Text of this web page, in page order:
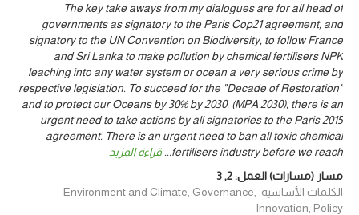
The key take aways from my dialogues are for all head of
governments as signatory to the Paris Cop21 agreement, and
signatory to the UN Convention on Biodiversity, to follow France
and Sri Lanka to make pollution by chemical fertilisers NPK
leaching into any water system or ocean a very serious crime by
respective legislation. To succeed for the "Decade of Restoration"
and to protect our Oceans by 30% by 2030. (MPA 2030), there is an
urgent need to take actions by all signatories to the Paris 2015
agreement. There is an urgent need to ban all toxic chemical
fertilisers industry before we reach
... قراءة المزيد
مسار (مسارات) العمل:2
,
3
الكلمات الأساسية: Environment and Climate, Governance,
Innovation, Policy